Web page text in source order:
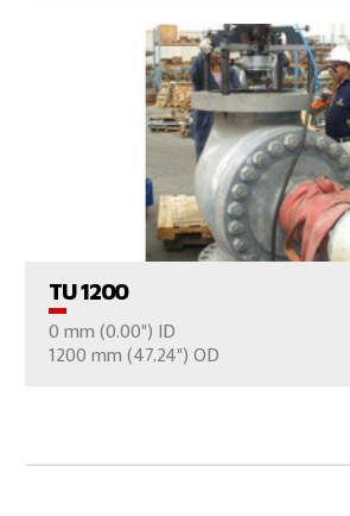
TU 1200
0 mm (0.00") ID
1200 mm (47.24") OD
VER EL